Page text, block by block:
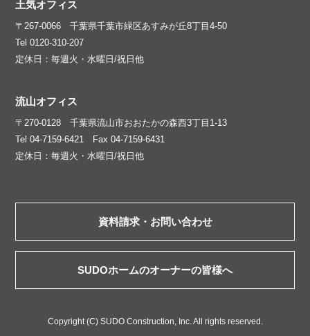
土気オフィス
〒267-0066 千葉県千葉市緑区あすみが丘8丁目4-50
Tel 0120-310-207
定休日：毎週火・水曜日/祝日他
流山オフィス
〒270-0128 千葉県流山市おおたかの森西3丁目1-13
Tel 04-7159-6421 Fax 04-7159-6431
定休日：毎週火・水曜日/祝日他
資料請求・お問い合わせ
SUDOホームのオーナーの皆様へ
Copyright (C) SUDO Construction, Inc. All rights reserved.